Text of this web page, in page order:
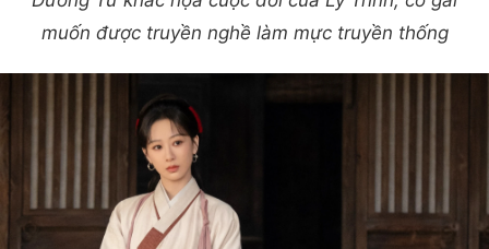
Dương Tử khắc họa cuộc đời của Lý Trinh, cô gái
muốn được truyền nghề làm mực truyền thống